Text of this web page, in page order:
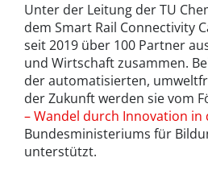
Unter der Leitung der TU
dem Smart Rail Connectivity
seit 2019 über 100 Partner
und Wirtschaft zusammen.
der automatisierten,
der Zukunft werden sie vom
– Wandel durch Innovation in
Bundesministeriums für
unterstützt.